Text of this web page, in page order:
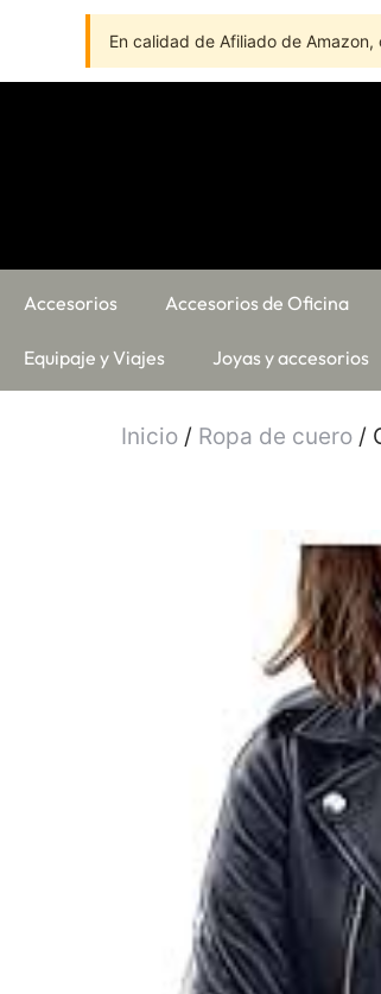
En calidad de Afiliado de
Accesorios Accesorios de Oficina
Equipaje y Viajes Joyas y accesorios
Inicio / Ropa de cuero /